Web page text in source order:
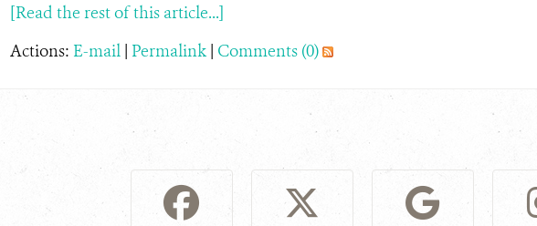
[Read the rest of this article...]
Actions: E-mail| Permalink| Comments (0)